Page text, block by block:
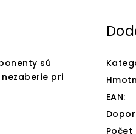
sú
pri
EAN:
Počet